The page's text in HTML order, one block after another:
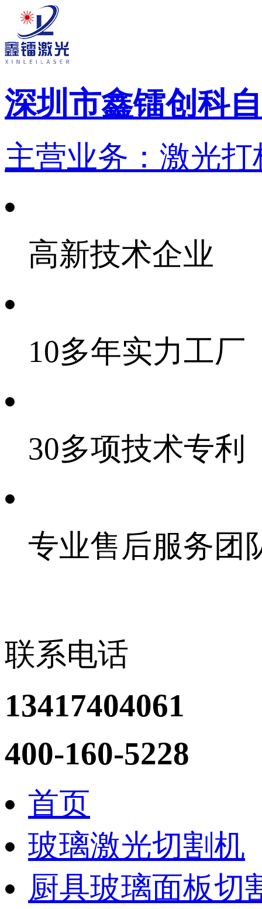
深圳市鑫镭创科
主营业务：激光
高新技术企业
10多年实力工厂
30多项技术专利
专业售后服务团
联系电话
13417404061
400-160-5228
首页
玻璃激光切割机
厨具玻璃面板切